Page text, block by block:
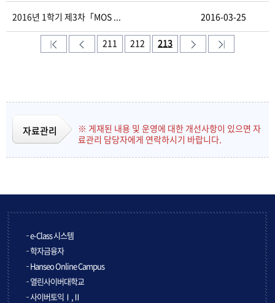
2016년 1학기 제3차「MOS ... 2016-03-25
211 212 213
자료관리
※ 게재된 내용 및 운영에 대한 개선사항이 있으면 자
료관리 담당자에게 연락하시기 바랍니다.
e-Class 시스템
학자금융자
Hanseo Online Campus
열린사이버대학교
사이버토익Ⅰ,Ⅱ